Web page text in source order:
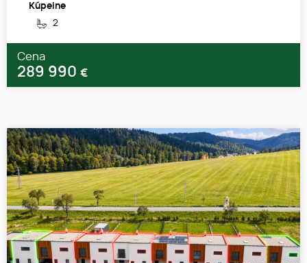
Kúpelne
2
Cena
289 990 €